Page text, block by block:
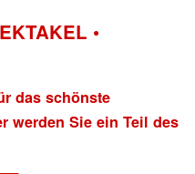
•
das schönste
werden Sie ein Teil des